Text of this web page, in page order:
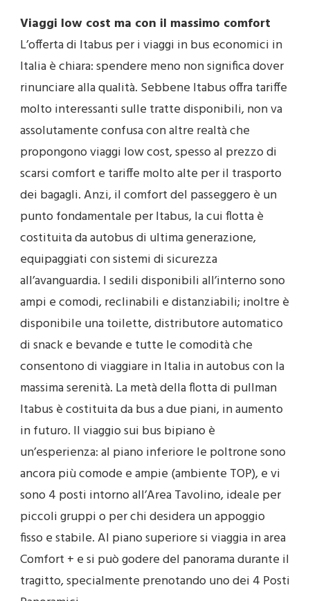
Viaggi low cost ma con il massimo comfort
L’offerta di Itabus per i viaggi in bus economici in
Italia è chiara: spendere meno non significa dover
rinunciare alla qualità. Sebbene Itabus offra tariffe
molto interessanti sulle tratte disponibili, non va
assolutamente confusa con altre realtà che
propongono viaggi low cost, spesso al prezzo di
scarsi comfort e tariffe molto alte per il trasporto
dei bagagli. Anzi, il comfort del passeggero è un
punto fondamentale per Itabus, la cui flotta è
costituita da autobus di ultima generazione,
equipaggiati con sistemi di sicurezza
all’avanguardia. I sedili disponibili all’interno sono
ampi e comodi, reclinabili e distanziabili; inoltre è
disponibile una toilette, distributore automatico
di snack e bevande e tutte le comodità che
consentono di viaggiare in Italia in autobus con la
massima serenità. La metà della flotta di pullman
Itabus è costituita da bus a due piani, in aumento
in futuro. Il viaggio sui bus bipiano è
un’esperienza: al piano inferiore le poltrone sono
ancora più comode e ampie (ambiente TOP), e vi
sono 4 posti intorno all’Area Tavolino, ideale per
piccoli gruppi o per chi desidera un appoggio
fisso e stabile. Al piano superiore si viaggia in area
Comfort + e si può godere del panorama durante il
tragitto, specialmente prenotando uno dei 4 Posti